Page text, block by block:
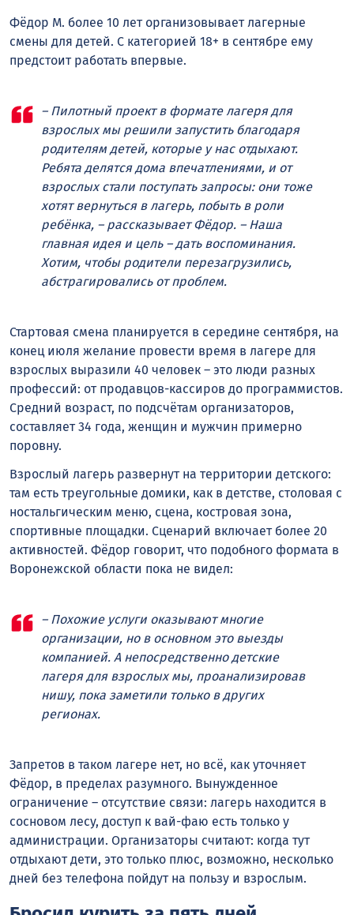
Фёдор М. более 10 лет организовывает лагерные
смены для детей. С категорией 18+ в сентябре ему
предстоит работать впервые.
– Пилотный проект в формате лагеря для
взрослых мы решили запустить благодаря
родителям детей, которые у нас отдыхают.
Ребята делятся дома впечатлениями, и от
взрослых стали поступать запросы: они тоже
хотят вернуться в лагерь, побыть в роли
ребёнка, – рассказывает Фёдор. – Наша
главная идея и цель – дать воспоминания.
Хотим, чтобы родители перезагрузились,
абстрагировались от проблем.
Стартовая смена планируется в середине сентября, на
конец июля желание провести время в лагере для
взрослых выразили 40 человек – это люди разных
профессий: от продавцов-кассиров до программистов.
Средний возраст, по подсчётам организаторов,
составляет 34 года, женщин и мужчин примерно
поровну.
Взрослый лагерь развернут на территории детского:
там есть треугольные домики, как в детстве, столовая с
ностальгическим меню, сцена, костровая зона,
спортивные площадки. Сценарий включает более 20
активностей. Фёдор говорит, что подобного формата в
Воронежской области пока не видел:
– Похожие услуги оказывают многие
организации, но в основном это выезды
компанией. А непосредственно детские
лагеря для взрослых мы, проанализировав
нишу, пока заметили только в других
регионах.
Запретов в таком лагере нет, но всё, как уточняет
Фёдор, в пределах разумного. Вынужденное
ограничение – отсутствие связи: лагерь находится в
сосновом лесу, доступ к вай-фаю есть только у
администрации. Организаторы считают: когда тут
отдыхают дети, это только плюс, возможно, несколько
дней без телефона пойдут на пользу и взрослым.